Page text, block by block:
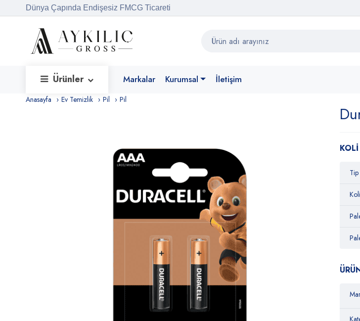
Dünya Çapında Endişesiz FMCG Ticareti
Ürünler Markalar Kurumsal İletişim
Anasayfa Ev Temizlik Pil Pil
Tip